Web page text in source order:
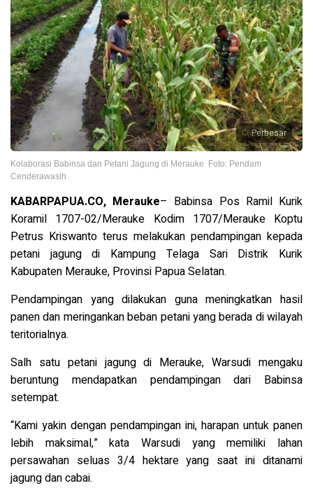
Perbesar
Kolaborasi Babinsa dan Petani Jagung di Merauke Foto: Pendam
Cenderawasih.
KABARPAPUA.CO, Merauke– Babinsa Pos Ramil Kurik
Koramil 1707-02/Merauke Kodim 1707/Merauke Koptu
Petrus Kriswanto terus melakukan pendampingan kepada
petani jagung di Kampung Telaga Sari Distrik Kurik
Kabupaten Merauke, Provinsi Papua Selatan.
Pendampingan yang dilakukan guna meningkatkan hasil
panen dan meringankan beban petani yang berada di wilayah
teritorialnya.
Salh satu petani jagung di Merauke, Warsudi mengaku
beruntung mendapatkan pendampingan dari Babinsa
setempat.
“Kami yakin dengan pendampingan ini, harapan untuk panen
lebih maksimal,” kata Warsudi yang memiliki lahan
persawahan seluas 3/4 hektare yang saat ini ditanami
jagung dan cabai.